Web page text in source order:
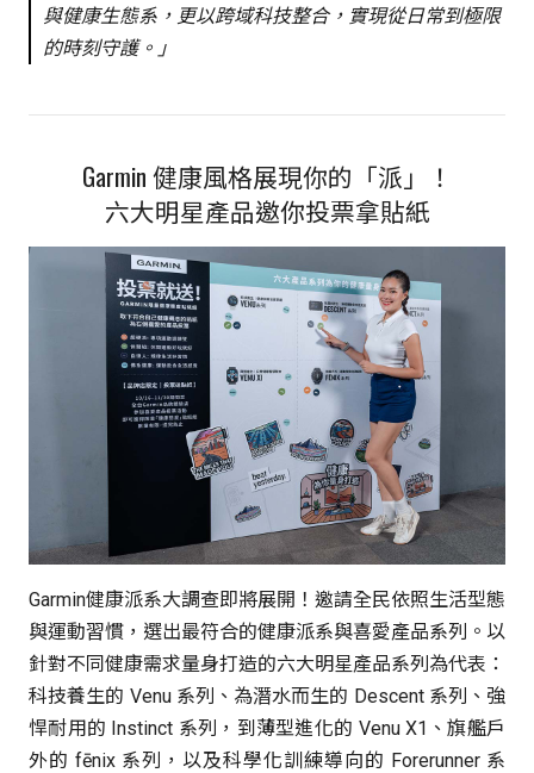
與健康生態系，更以跨域科技整合，實現從日常到極限
的時刻守護。」
Garmin 健康風格展現你的「派」！
六大明星產品邀你投票拿貼紙
Garmin健康派系大調查即將展開！邀請全民依照生活型態
與運動習慣，選出最符合的健康派系與喜愛產品系列。以
針對不同健康需求量身打造的六大明星產品系列為代表：
科技養生的 Venu 系列、為潛水而生的 Descent 系列、強
悍耐用的 Instinct 系列，到薄型進化的 Venu X1、旗艦戶
外的 fēnix 系列，以及科學化訓練導向的 Forerunner 系